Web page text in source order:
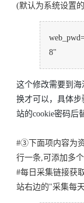
(默认为系统设置
8"
这个修改需要到海
换才可以，具体步
站的cookie密码后
#③下面项内容为
行一条,可添加多
#每日采集链接获
站右边的"采集每